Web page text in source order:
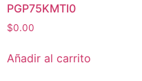
PGP75KMTI0
$0.00
Añadir al carrito